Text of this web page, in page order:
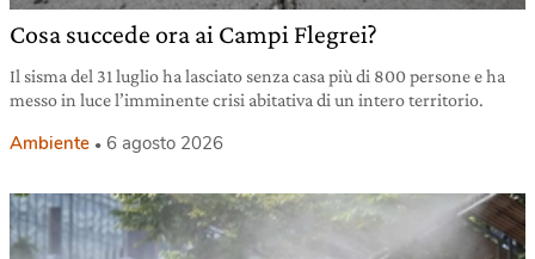
Cosa succede ora ai Campi Flegrei?
Il sisma del 31 luglio ha lasciato senza casa più di 800 persone e ha
messo in luce l’imminente crisi abitativa di un intero territorio.
Ambiente 6 agosto 2026